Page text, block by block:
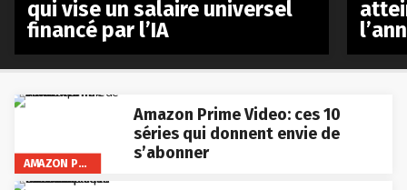
AMAZON PRIME VIDEO
Amazon Prime Video: ces 10
séries qui donnent envie de
s’abonner
qui vise un salaire universel
financé par l’IA